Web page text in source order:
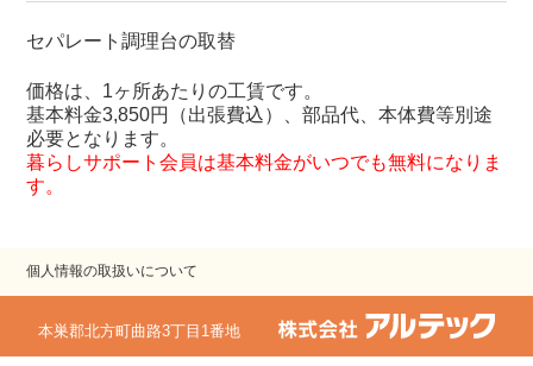
セパレート調理台の取替
価格は、1ヶ所あたりの工賃です。
基本料金3,850円（出張費込）、部品代、本体費等別途
必要となります。
暮らしサポート会員は基本料金がいつでも無料になりま
す。
個人情報の取扱いについて
本巣郡北方町曲路3丁目1番地